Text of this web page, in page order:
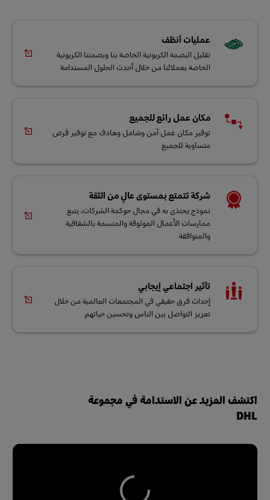
عمليات أنظف
تقليل البصمة الكربونية الخاصة بنا وبصمتنا الكربونية
الخاصة بعملائنا من خلال أحدث الحلول المستدامة
مكان عمل رائع للجميع
توفير مكان عمل آمن وشامل وهادف مع توفير فرص
متساوية للجميع
شركة تتمتع بمستوى عالٍ من الثقة
نموذج يحتذى به في مجال حوكمة الشركات، يتبع
ممارسات الأعمال الموثوقة والمتسمة بالشفافية
والمتوافقة
تأثير اجتماعي إيجابي
إحداث فرق حقيقي في المجتمعات العالمية من خلال
تعزيز التواصل بين الناس وتحسين حياتهم
اكتشف المزيد عن الاستدامة في مجموعة
DHL